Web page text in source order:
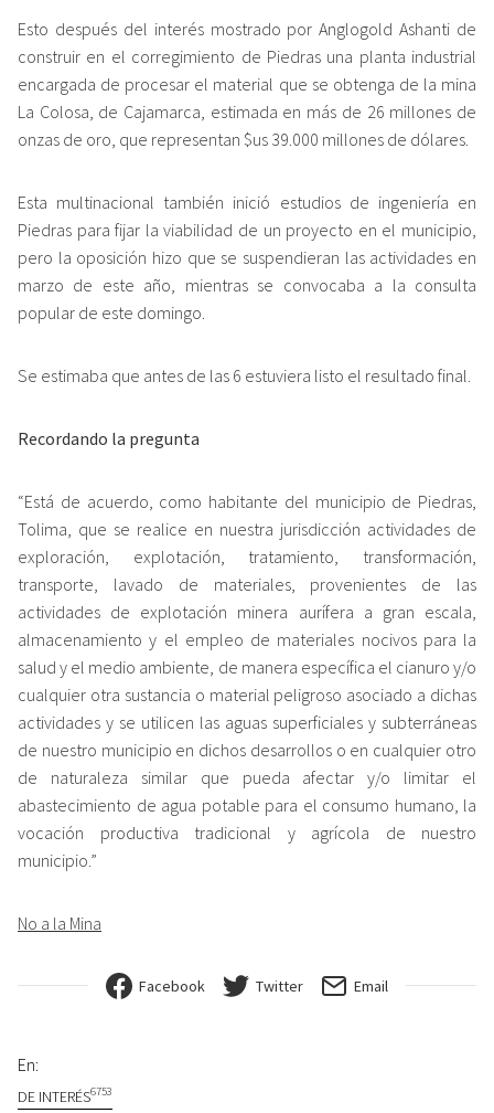
Esto después del interés mostrado por Anglogold Ashanti de
construir en el corregimiento de Piedras una planta industrial
encargada de procesar el material que se obtenga de la mina
La Colosa, de Cajamarca, estimada en más de 26 millones de
onzas de oro, que representan $us 39.000 millones de dólares.
Esta multinacional también inició estudios de ingeniería en
Piedras para fijar la viabilidad de un proyecto en el municipio,
pero la oposición hizo que se suspendieran las actividades en
marzo de este año, mientras se convocaba a la consulta
popular de este domingo.
Se estimaba que antes de las 6 estuviera listo el resultado final.
Recordando la pregunta
“Está de acuerdo, como habitante del municipio de Piedras,
Tolima, que se realice en nuestra jurisdicción actividades de
exploración, explotación, tratamiento, transformación,
transporte, lavado de materiales, provenientes de las
actividades de explotación minera aurífera a gran escala,
almacenamiento y el empleo de materiales nocivos para la
salud y el medio ambiente, de manera específica el cianuro y/o
cualquier otra sustancia o material peligroso asociado a dichas
actividades y se utilicen las aguas superficiales y subterráneas
de nuestro municipio en dichos desarrollos o en cualquier otro
de naturaleza similar que pueda afectar y/o limitar el
abastecimiento de agua potable para el consumo humano, la
vocación productiva tradicional y agrícola de nuestro
municipio.”
No a la Mina
Facebook Twitter Email
En:
DE INTERÉS6753